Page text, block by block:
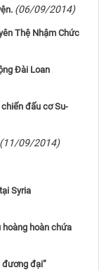
(06/09/2014)
Thệ Nhậm Chức
Đài Loan
đấu cơ Su-
(11/09/2014)
Syria
hoàn chứa
đương đại”